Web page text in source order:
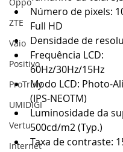
ZTE
Vaio
Positivo
ProTruly
UMIDIGI
Vertu
Internet
Número de pixels:
Full HD
Densidade de
Frequência LCD:
60Hz/30Hz/15Hz
Modo LCD: Photo-
(IPS-NEOTM)
Luminosidade da
500cd/m2 (Typ.)
Taxa de contraste: